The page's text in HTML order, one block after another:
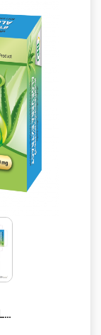
THP Better Health Happy Life